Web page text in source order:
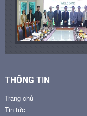
THÔNG TIN
Trang chủ
Tin tức